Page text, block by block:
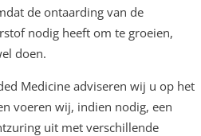
de ontaarding van de
nodig heeft om te groeien,
doen.
Medicine adviseren wij u op het
voeren wij, indien nodig, een
uit met verschillende